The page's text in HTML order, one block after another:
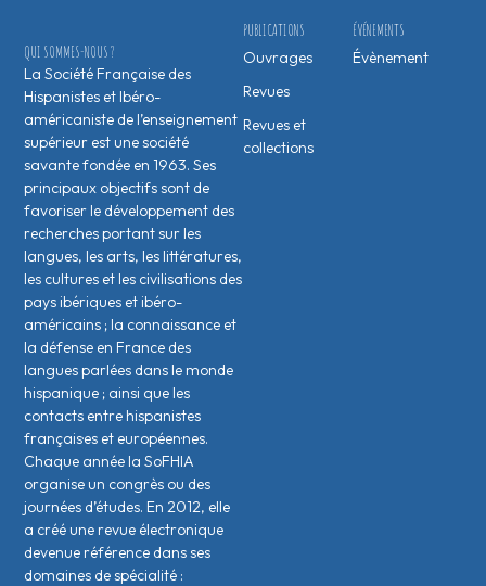
ÉVÉNEMENTS
Évènement
PUBLICATIONS
Ouvrages
Revues
Revues et
collections
QUI SOMMES-NOUS ?
La Société Française des
Hispanistes et Ibéro-
américaniste de l’enseignement
supérieur est une société
savante fondée en 1963. Ses
principaux objectifs sont de
favoriser le développement des
recherches portant sur les
langues, les arts, les littératures,
les cultures et les civilisations des
pays ibériques et ibéro-
américains ; la connaissance et
la défense en France des
langues parlées dans le monde
hispanique ; ainsi que les
contacts entre hispanistes
français·es et européen·nes.
Chaque année la SoFHIA
organise un congrès ou des
journées d’études. En 2012, elle
a créé une revue électronique
devenue référence dans ses
domaines de spécialité :